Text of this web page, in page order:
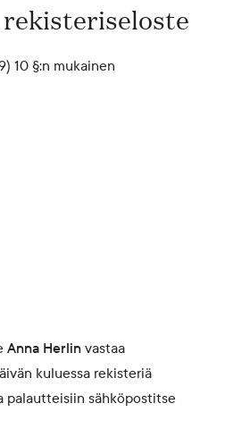
10 §:n mukainen
Anna Herlin vastaa
kuluessa rekisteriä
palautteisiin sähköpostitse